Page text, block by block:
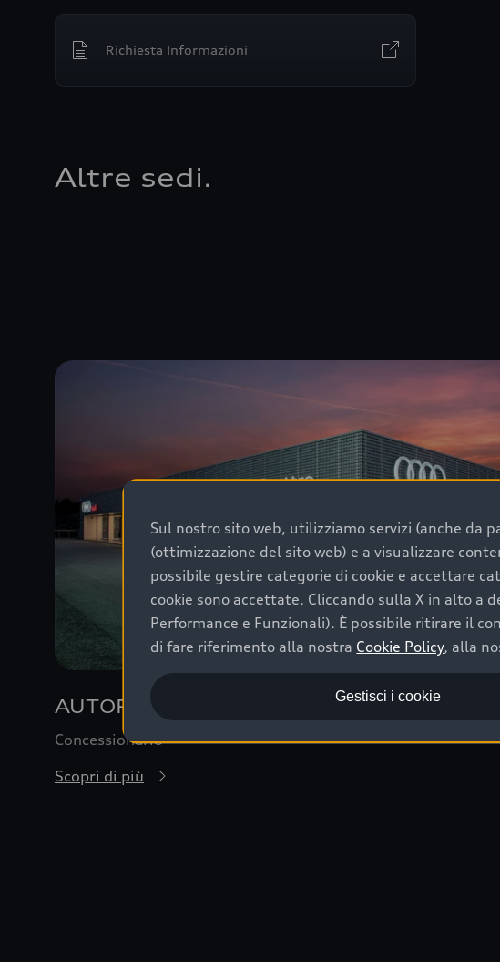
Sul nostro sito web, utilizziamo servizi (anche da
(ottimizzazione del sito web) e a visualizzare
possibile gestire categorie di cookie e accettare
cookie sono accettate. Cliccando sulla X in alto a
Performance e Funzionali). È possibile ritirare il
di fare riferimento alla nostra Cookie Policy, alla
Gestisci i cookie
Richiesta Informazioni
Altre sedi.
AUTOPOLAR - FORZA QUATTRO
Concessionario
Scopri di più